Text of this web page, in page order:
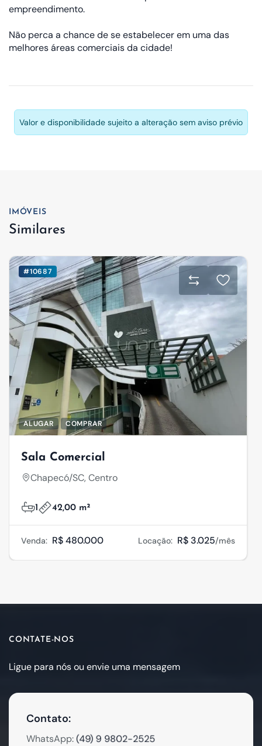
empreendimento.
Não perca a chance de se estabelecer em uma das
melhores áreas comerciais da cidade!
Valor e disponibilidade sujeito a alteração sem aviso prévio
IMÓVEIS
Similares
#10687
ALUGAR COMPRAR
Sala Comercial
Chapecó/SC, Centro
1 42,00 m²
Venda: R$ 480.000 Locação: R$ 3.025/mês
CONTATE-NOS
Ligue para nós ou envie uma mensagem
Contato:
WhatsApp:(49) 9 9802-2525